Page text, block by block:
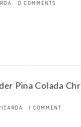
0 COMMENTS
Pina Colada
1 COMMENT